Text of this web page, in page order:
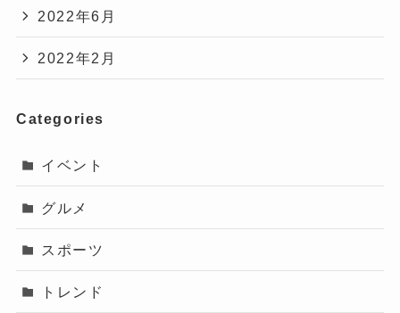
2022年6月
2022年2月
Categories
イベント
グルメ
スポーツ
トレンド